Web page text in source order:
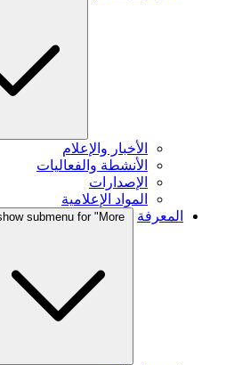
الأخبار والإعلام
الأنشطة والفعاليات
الإصدارات
المواد الإعلامية
المعرفة
submenu for "More"